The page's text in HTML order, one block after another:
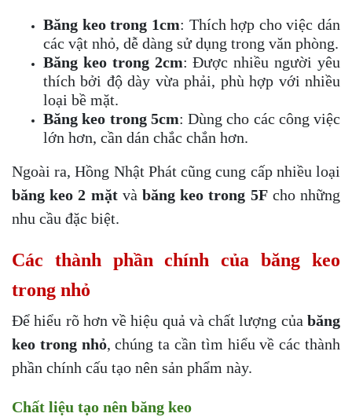
Băng keo trong 1cm: Thích hợp cho việc dán
các vật nhỏ, dễ dàng sử dụng trong văn phòng.
Băng keo trong 2cm: Được nhiều người yêu
thích bởi độ dày vừa phải, phù hợp với nhiều
loại bề mặt.
Băng keo trong 5cm: Dùng cho các công việc
lớn hơn, cần dán chắc chắn hơn.
Ngoài ra, Hồng Nhật Phát cũng cung cấp nhiều loại
băng keo 2 mặtvàbăng keo trong 5Fcho những
nhu cầu đặc biệt.
Các thành phần chính của băng keo
trong nhỏ
Để hiểu rõ hơn về hiệu quả và chất lượng của băng
keo trong nhỏ, chúng ta cần tìm hiểu về các thành
phần chính cấu tạo nên sản phẩm này.
Chất liệu tạo nên băng keo